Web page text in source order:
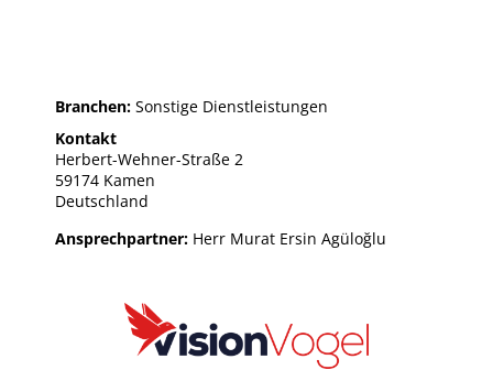
Branchen: Sonstige Dienstleistungen
Kontakt
Herbert-Wehner-Straße 2
59174 Kamen
Deutschland
Ansprechpartner: Herr Murat Ersin Agüloğlu